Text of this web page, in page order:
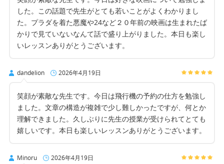
した。この話題で先生がとても若いことがよくわかりまし
た。プラダを着た悪魔や24など２０年前の映画は生まれたば
かりで見ていないなんて話で盛り上がりました。本日も楽し
いレッスンありがとうございます。
dandelion 2026年4月19日
笑顔が素敵な先生です。今日は飛行機の予約の仕方を勉強し
ました。文章の構造が複雑で少し難しかったですが、何とか
理解できました。久しぶりに先生の授業が受けられてとても
嬉しいです。本日も楽しいレッスンありがとうございます。
Minoru 2026年4月19日